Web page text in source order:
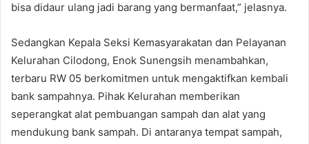
bisa didaur ulang jadi barang yang bermanfaat,” jelasnya.
Sedangkan Kepala Seksi Kemasyarakatan dan Pelayanan
Kelurahan Cilodong, Enok Sunengsih menambahkan,
terbaru RW 05 berkomitmen untuk mengaktifkan kembali
bank sampahnya. Pihak Kelurahan memberikan
seperangkat alat pembuangan sampah dan alat yang
mendukung bank sampah. Di antaranya tempat sampah,